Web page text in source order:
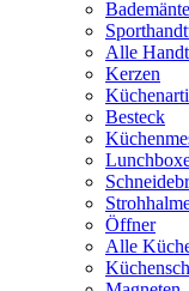
Alle
Kerzen
Besteck
Öffner
Alle